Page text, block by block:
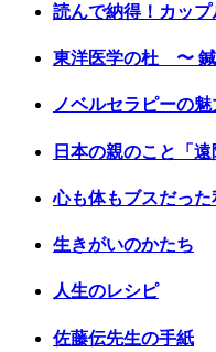
読んで納得！カッ
東洋医学の杜 〜 鍼
ノベルセラピーの魅
日本の親のこと「遠
心も体もブスだった
生きがいのかたち
人生のレシピ
佐藤伝先生の手紙